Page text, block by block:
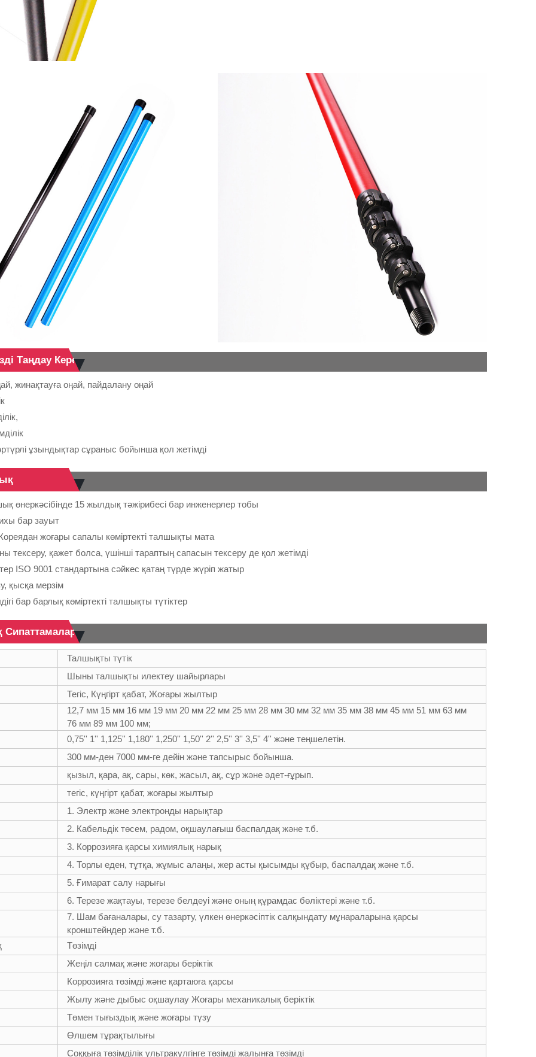
Таңдау Керек
жинақтауға оңай, пайдалану оңай
ұзындықтар сұраныс бойынша қол жетімді
өнеркәсібінде 15 жылдық тәжірибесі бар инженерлер тобы
бар зауыт
жоғары сапалы көміртекті талшықты мата
тексеру, қажет болса, үшінші тараптың сапасын тексеру де қол жетімді
ISO 9001 стандартына сәйкес қатаң түрде жүріп жатыр
қысқа мерзім
бар барлық көміртекті талшықты түтіктер
Сипаттамалар
Талшықты түтік
Шыны талшықты илектеу шайырлары
Тегіс, Күңгірт қабат, Жоғары жылтыр
12,7 мм 15 мм 16 мм 19 мм 20 мм 22 мм 25 мм 28 мм 30 мм 32 мм 35 мм 38 мм 45 мм 51 мм 63 мм
76 мм 89 мм 100 мм;
0,75'' 1'' 1,125'' 1,180'' 1,250'' 1,50'' 2'' 2,5'' 3'' 3,5'' 4'' және теңшелетін.
300 мм-ден 7000 мм-ге дейін және тапсырыс бойынша.
қызыл, қара, ақ, сары, көк, жасыл, ақ, сұр және әдет-ғұрып.
тегіс, күңгірт қабат, жоғары жылтыр
1. Электр және электронды нарықтар
2. Кабельдік төсем, радом, оқшаулағыш баспалдақ және т.б.
3. Коррозияға қарсы химиялық нарық
4. Торлы еден, тұтқа, жұмыс алаңы, жер асты қысымды құбыр, баспалдақ және т.б.
5. Ғимарат салу нарығы
6. Терезе жақтауы, терезе белдеуі және оның құрамдас бөліктері және т.б.
7. Шам бағаналары, су тазарту, үлкен өнеркәсіптік салқындату мұнараларына қарсы
кронштейндер және т.б.
Төзімді
Жеңіл салмақ және жоғары беріктік
Коррозияға төзімді және қартаюға қарсы
Жылу және дыбыс оқшаулау Жоғары механикалық беріктік
Төмен тығыздық және жоғары түзу
Өлшем тұрақтылығы
Соққыға төзімділік ультракүлгінге төзімді жалынға төзімді